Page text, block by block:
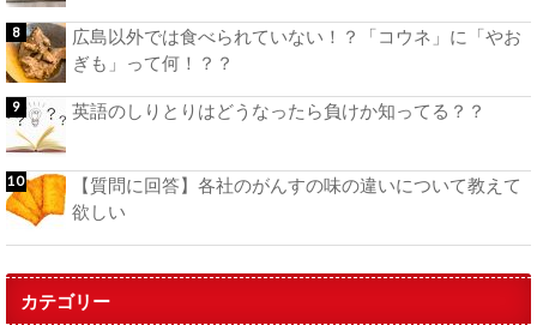
広島以外では食べられていない！？「コウネ」に「やお
ぎも」って何！？？
英語のしりとりはどうなったら負けか知ってる？？
【質問に回答】各社のがんすの味の違いについて教えて
欲しい
カテゴリー